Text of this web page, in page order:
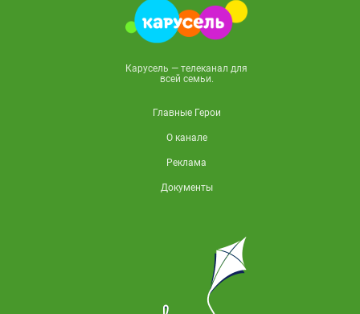
Карусель — телеканал для
всей семьи.
Главные Герои
О канале
Реклама
Документы